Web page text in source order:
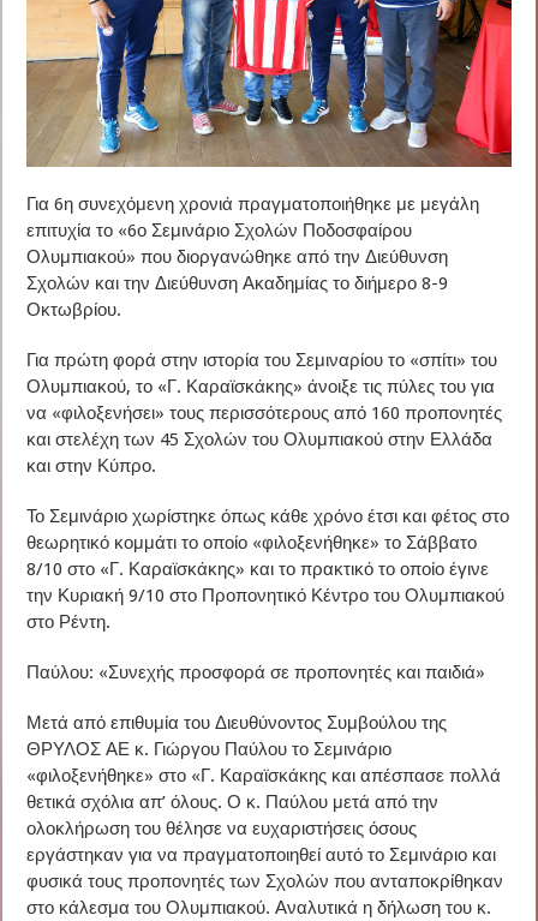
Για 6η συνεχόμενη χρονιά πραγματοποιήθηκε με μεγάλη
επιτυχία το «6ο Σεμινάριο Σχολών Ποδοσφαίρου
Ολυμπιακού» που διοργανώθηκε από την Διεύθυνση
Σχολών και την Διεύθυνση Ακαδημίας το διήμερο 8-9
Οκτωβρίου.
Για πρώτη φορά στην ιστορία του Σεμιναρίου το «σπίτι» του
Ολυμπιακού, το «Γ. Καραϊσκάκης» άνοιξε τις πύλες του για
να «φιλοξενήσει» τους περισσότερους από 160 προπονητές
και στελέχη των 45 Σχολών του Ολυμπιακού στην Ελλάδα
και στην Κύπρο.
Το Σεμινάριο χωρίστηκε όπως κάθε χρόνο έτσι και φέτος στο
θεωρητικό κομμάτι το οποίο «φιλοξενήθηκε» το Σάββατο
8/10 στο «Γ. Καραϊσκάκης» και το πρακτικό το οποίο έγινε
την Κυριακή 9/10 στο Προπονητικό Κέντρο του Ολυμπιακού
στο Ρέντη.
Παύλου: «Συνεχής προσφορά σε προπονητές και παιδιά»
Μετά από επιθυμία του Διευθύνοντος Συμβούλου της
ΘΡΥΛΟΣ ΑΕ κ. Γιώργου Παύλου το Σεμινάριο
«φιλοξενήθηκε» στο «Γ. Καραϊσκάκης και απέσπασε πολλά
θετικά σχόλια απ’ όλους. Ο κ. Παύλου μετά από την
ολοκλήρωση του θέλησε να ευχαριστήσεις όσους
εργάστηκαν για να πραγματοποιηθεί αυτό το Σεμινάριο και
φυσικά τους προπονητές των Σχολών που ανταποκρίθηκαν
στο κάλεσμα του Ολυμπιακού. Αναλυτικά η δήλωση του κ.